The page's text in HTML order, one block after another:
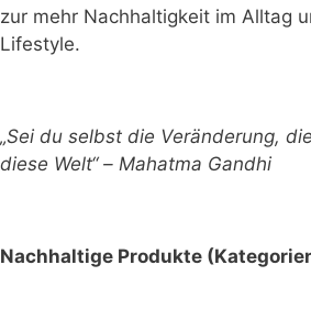
zur mehr Nachhaltigkeit im Alltag
Lifestyle.
„Sei du selbst die Veränderung,
diese Welt“ – Mahatma Gandhi
Nachhaltige Produkte